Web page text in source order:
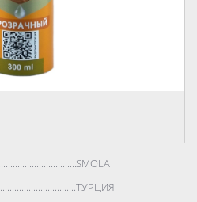
SMOLA
ТУРЦИЯ